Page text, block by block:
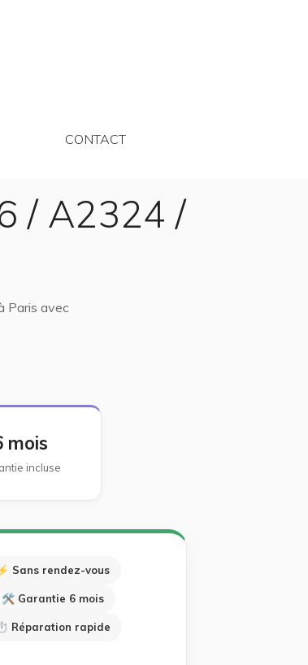
CONTACT
/ A2324 /
Paris avec
mois
incluse
Sans rendez-vous
🛠 Garantie 6 mois
Réparation rapide